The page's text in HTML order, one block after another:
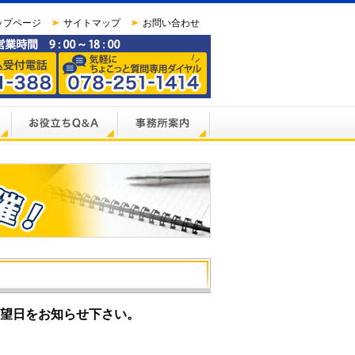
お問い合わせ
サイトマップ
プページ
日をお知らせ下さい。